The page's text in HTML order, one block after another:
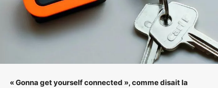
« Gonna get yourself connected », comme disait la